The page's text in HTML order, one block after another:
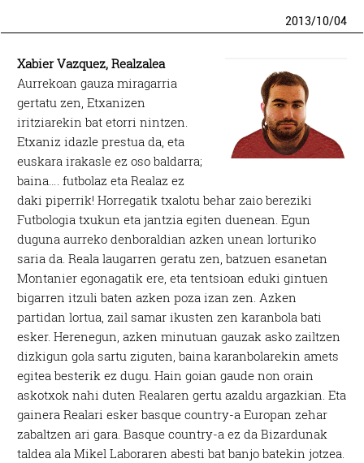
2013/10/04
Xabier Vazquez, Realzalea
Aurrekoan gauza miragarria
gertatu zen, Etxanizen
iritziarekin bat etorri nintzen.
Etxaniz idazle prestua da, eta
euskara irakasle ez oso baldarra;
baina…. futbolaz eta Realaz ez
daki piperrik! Horregatik txalotu behar zaio bereziki
Futbologia txukun eta jantzia egiten duenean. Egun
duguna aurreko denboraldian azken unean lorturiko
saria da. Reala laugarren geratu zen, batzuen esanetan
Montanier egonagatik ere, eta tentsioan eduki gintuen
bigarren itzuli baten azken poza izan zen. Azken
partidan lortua, zail samar ikusten zen karanbola bati
esker. Herenegun, azken minutuan gauzak asko zailtzen
dizkigun gola sartu ziguten, baina karanbolarekin amets
egitea besterik ez dugu. Hain goian gaude non orain
askotxok nahi duten Realaren gertu azaldu argazkian. Eta
gainera Realari esker basque country-a Europan zehar
zabaltzen ari gara. Basque country-a ez da Bizardunak
taldea ala Mikel Laboraren abesti bat banjo batekin jotzea.